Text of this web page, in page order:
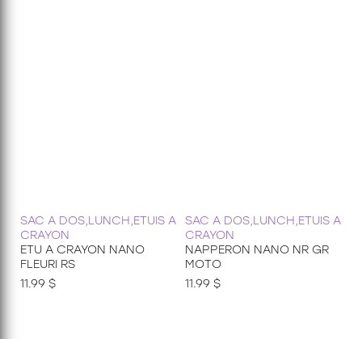
SAC A DOS,LUNCH,ETUIS A
CRAYON
ETU A CRAYON NANO
FLEURI RS
11.99 $
SAC A DOS,LUNCH,ETUIS A
CRAYON
NAPPERON NANO NR GR
MOTO
11.99 $